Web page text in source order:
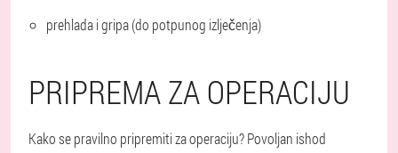
prehlada i gripa (do potpunog izlječenja)
PRIPREMA ZA OPERACIJU
Kako se pravilno pripremiti za operaciju? Povoljan ishod